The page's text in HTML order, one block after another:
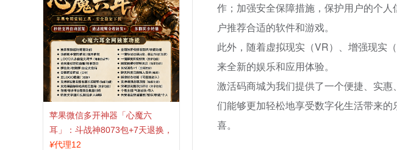
苹果微信多开神器「心魔六
耳」：斗战神8073包+7天退换，
认准拍拍卡激活码商城
¥代理12
作；加强安全保障措施，保护用户的个
户推荐合适的软件和游戏。
此外，随着虚拟现实（VR）、增强现实
来全新的娱乐和应用体验。
激活码商城为我们提供了一个便捷、实
们能够更加轻松地享受数字化生活带来
喜。